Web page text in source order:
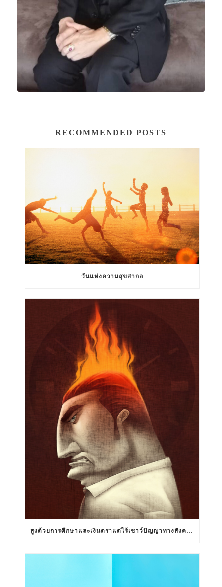
RECOMMENDED POSTS
วันแห่งความสุขสากล
สูงด้วยการศึกษาและเงินตราแต่ไร้เชาว์ปัญญาทางสังคมสัมพันธ์